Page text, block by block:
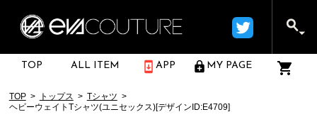
TOP ALL ITEM APP MY PAGE
TOP トップス
Tシャツ
ヘビーウェイトTシャツ(ユニセックス)[デザインID:E4709]